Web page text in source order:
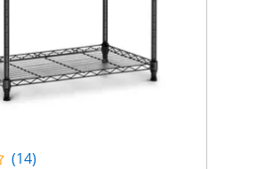
(14)